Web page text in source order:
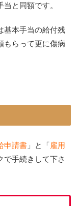
と同額です。
基本手当の給付残
もらって更に傷病
申請書 」と「雇用
で手続きして下さ